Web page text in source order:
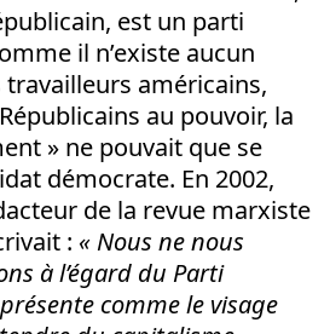
est un parti
il n’existe aucun
américains,
au pouvoir, la
» ne pouvait que se
démocrate. En 2002,
de la revue marxiste
: « Nous ne nous
à l’égard du Parti
comme le visage